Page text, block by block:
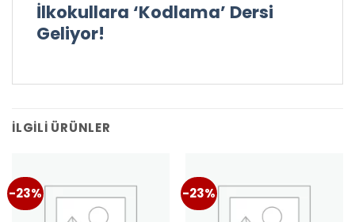
İlkokullara ‘Kodlama’ Dersi
Geliyor!
İLGILI ÜRÜNLER
-23% -23%